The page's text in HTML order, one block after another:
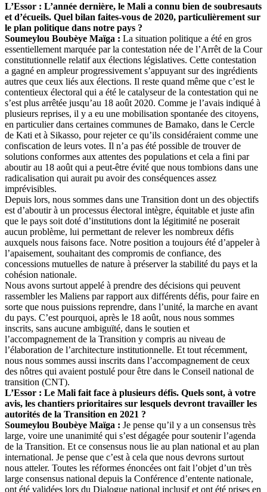
L’Essor : L’année dernière, le Mali a connu bien de soubresauts
et d’écueils. Quel bilan faites-vous de 2020, particulièrement sur
le plan politique dans notre pays ?
Soumeylou Boubèye Maïga : La situation politique a été en gros
essentiellement marquée par la contestation née de l’Arrêt de la Cour
constitutionnelle relatif aux élections législatives. Cette contestation
a gagné en ampleur progressivement s’appuyant sur des ingrédients
autres que ceux liés aux élections. Il reste quand même que c’est le
contentieux électoral qui a été le catalyseur de la contestation qui ne
s’est plus arrêtée jusqu’au 18 août 2020. Comme je l’avais indiqué à
plusieurs reprises, il y a eu une mobilisation spontanée des citoyens,
en particulier dans certaines communes de Bamako, dans le Cercle
de Kati et à Sikasso, pour rejeter ce qu’ils considéraient comme une
confiscation de leurs votes. Il n’a pas été possible de trouver de
solutions conformes aux attentes des populations et cela a fini par
aboutir au 18 août qui a peut-être évité que nous tombions dans une
radicalisation qui aurait pu avoir des conséquences assez
imprévisibles.
Depuis lors, nous sommes dans une Transition dont un des objectifs
est d’aboutir à un processus électoral intègre, équitable et juste afin
que le pays soit doté d’institutions dont la légitimité ne poserait
aucun problème, lui permettant de relever les nombreux défis
auxquels nous faisons face. Notre position a toujours été d’appeler à
l’apaisement, souhaitant des compromis de confiance, des
concessions mutuelles de nature à préserver la stabilité du pays et la
cohésion nationale.
Nous avons surtout appelé à prendre des décisions qui peuvent
rassembler les Maliens par rapport aux différents défis, pour faire en
sorte que nous puissions reprendre, dans l’unité, la marche en avant
du pays. C’est pourquoi, après le 18 août, nous nous sommes
inscrits, sans aucune ambiguïté, dans le soutien et
l’accompagnement de la Transition y compris au niveau de
l’élaboration de l’architecture institutionnelle. Et tout récemment,
nous nous sommes aussi inscrits dans l’accompagnement de ceux
des nôtres qui avaient postulé pour être dans le Conseil national de
transition (CNT).
L’Essor : Le Mali fait face à plusieurs défis. Quels sont, à votre
avis, les chantiers prioritaires sur lesquels devront travailler les
autorités de la Transition en 2021 ?
Soumeylou Boubèye Maïga : Je pense qu’il y a un consensus très
large, voire une unanimité qui s’est dégagée pour soutenir l’agenda
de la Transition. Et ce consensus nous lie au plan national et au plan
international. Je pense que c’est à cela que nous devrons surtout
nous atteler. Toutes les réformes énoncées ont fait l’objet d’un très
large consensus national depuis la Conférence d’entente nationale,
ont été validées lors du Dialogue national inclusif et ont été prises en